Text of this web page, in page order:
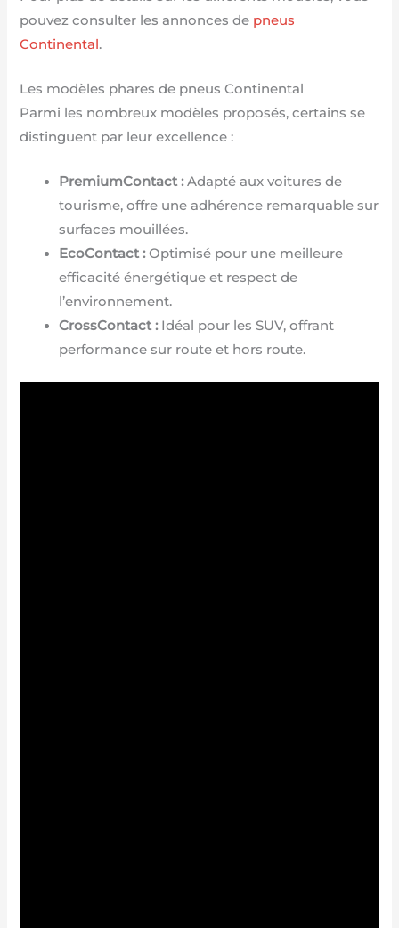
pouvez consulter les annonces de pneus
Continental.
Les modèles phares de pneus Continental
Parmi les nombreux modèles proposés, certains se
distinguent par leur excellence :
PremiumContact :Adapté aux voitures de
tourisme, offre une adhérence remarquable sur
surfaces mouillées.
EcoContact :Optimisé pour une meilleure
efficacité énergétique et respect de
l’environnement.
CrossContact :Idéal pour les SUV, offrant
performance sur route et hors route.